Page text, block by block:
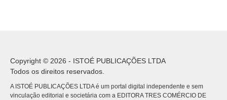
Copyright © 2026 - ISTOÉ PUBLICAÇÕES LTDA
Todos os direitos reservados.
A ISTOÉ PUBLICAÇÕES LTDA é um portal digital independente e sem
vinculação editorial e societária com a EDITORA TRES COMÉRCIO DE